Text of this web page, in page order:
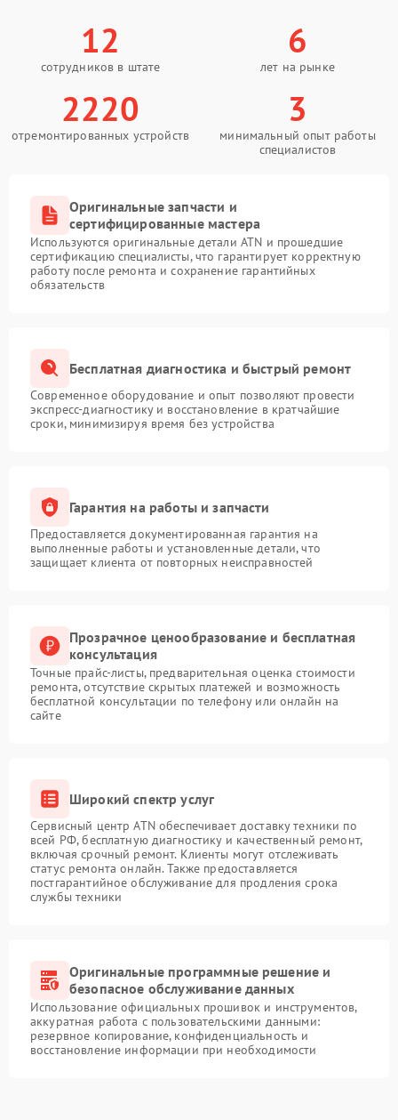
12
сотрудников в штате
6
лет на рынке
2220
отремонтированных устройств
3
минимальный опыт работы
специалистов
Оригинальные запчасти и
сертифицированные мастера
Используются оригинальные детали ATN и прошедшие
сертификацию специалисты, что гарантирует корректную
работу после ремонта и сохранение гарантийных
обязательств
Бесплатная диагностика и быстрый ремонт
Современное оборудование и опыт позволяют провести
экспресс-диагностику и восстановление в кратчайшие
сроки, минимизируя время без устройства
Гарантия на работы и запчасти
Предоставляется документированная гарантия на
выполненные работы и установленные детали, что
защищает клиента от повторных неисправностей
Прозрачное ценообразование и бесплатная
консультация
Точные прайс-листы, предварительная оценка стоимости
ремонта, отсутствие скрытых платежей и возможность
бесплатной консультации по телефону или онлайн на
сайте
Широкий спектр услуг
Сервисный центр ATN обеспечивает доставку техники по
всей РФ, бесплатную диагностику и качественный ремонт,
включая срочный ремонт. Клиенты могут отслеживать
статус ремонта онлайн. Также предоставляется
постгарантийное обслуживание для продления срока
службы техники
Оригинальные программные решение и
безопасное обслуживание данных
Использование официальных прошивок и инструментов,
аккуратная работа с пользовательскими данными:
резервное копирование, конфиденциальность и
восстановление информации при необходимости